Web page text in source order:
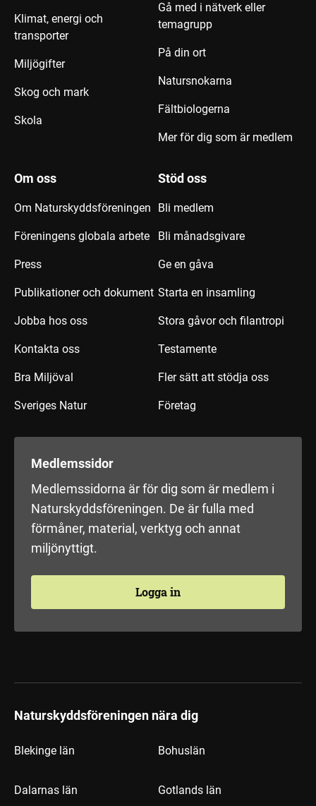
Klimat, energi och
transporter
Miljögifter
Skog och mark
Skola
Gå med i nätverk eller
temagrupp
På din ort
Natursnokarna
Fältbiologerna
Mer för dig som är medlem
Om oss
Om Naturskyddsföreningen
Föreningens globala arbete
Press
Publikationer och dokument
Jobba hos oss
Kontakta oss
Bra Miljöval
Sveriges Natur
Stöd oss
Bli medlem
Bli månadsgivare
Ge en gåva
Starta en insamling
Stora gåvor och filantropi
Testamente
Fler sätt att stödja oss
Företag
Medlemssidor
Medlemssidorna är för dig som är medlem i
Naturskyddsföreningen. De är fulla med
förmåner, material, verktyg och annat
miljönyttigt.
Logga in
Naturskyddsföreningen nära dig
Blekinge län Bohuslän
Dalarnas län Gotlands län